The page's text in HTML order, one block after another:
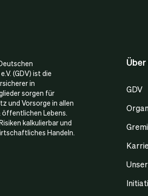
(GDV) ist die
in
sorgen für
und Vorsorge in allen
öffentlichen Lebens.
kalkulierbar und
Handeln.
Über
GDV